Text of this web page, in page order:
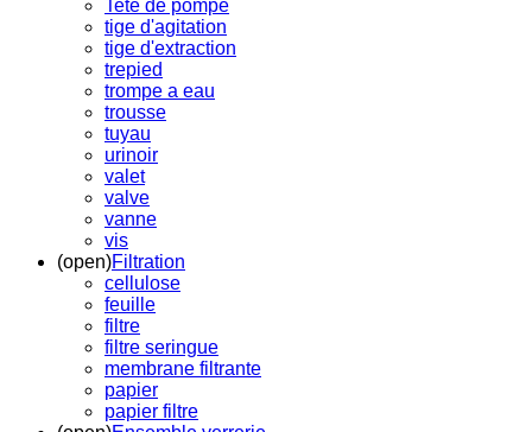
Tete de pompe
tige d'agitation
tige d'extraction
trepied
trompe a eau
trousse
tuyau
urinoir
valet
valve
vanne
vis
(open)Filtration
cellulose
feuille
filtre
filtre seringue
membrane filtrante
papier
papier filtre